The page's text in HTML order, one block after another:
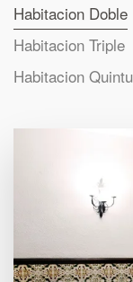
Habitacion Doble
Habitacion Triple
Habitacion